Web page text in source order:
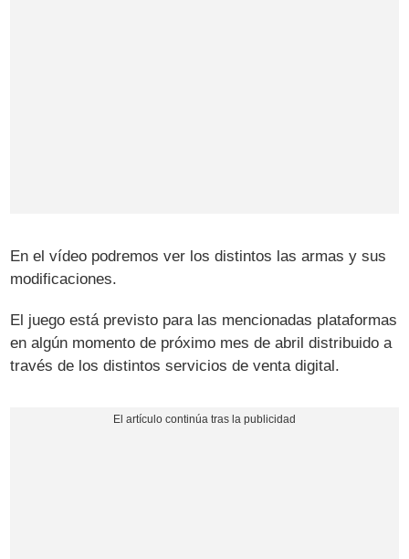
En el vídeo podremos ver los distintos las armas y sus
modificaciones.
El juego está previsto para las mencionadas plataformas
en algún momento de próximo mes de abril distribuido a
través de los distintos servicios de venta digital.